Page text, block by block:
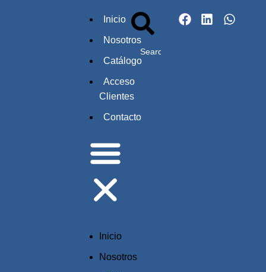
Inicio
Nosotros
Catálogo
Acceso
Clientes
Contacto
Inicio
Nosotros